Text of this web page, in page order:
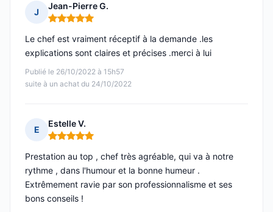
J
Jean-Pierre G.
Note : 5 sur 5
Publié le 26/10/2022 à 15h57
suite à un achat du 24/10/2022
Le chef est vraiment réceptif à la demande .les
explications sont claires et précises .merci à lui
E
Estelle V.
Note : 5 sur 5
Prestation au top , chef très agréable, qui va à notre
rythme , dans l'humour et la bonne humeur .
Extrêmement ravie par son professionnalisme et ses
bons conseils !